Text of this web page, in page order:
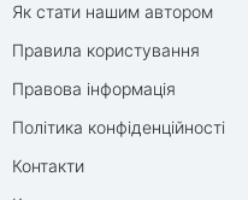
Як стати нашим автором
Правила користування
Правова інформація
Політика конфіденційності
Контакти